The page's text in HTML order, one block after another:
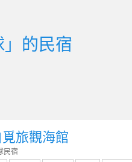
的民宿
旅觀海館
民宿